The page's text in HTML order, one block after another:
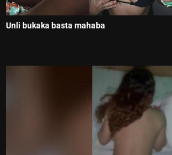
Unli bukaka basta mahaba